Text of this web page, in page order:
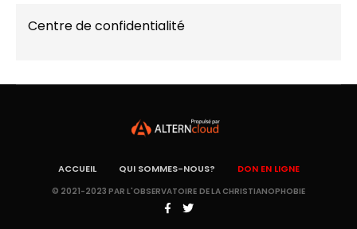
Centre de confidentialité
ACCUEIL QUI SOMMES-NOUS? DON EN LIGNE
© 2021-2023 PAR L'OBSERVATOIRE DE LA CHRISTIANOPHOBIE